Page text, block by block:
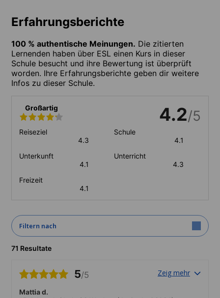
Erfahrungsberichte
100 % authentische Meinungen. Die zitierten
Lernenden haben über ESL einen Kurs in dieser
Schule besucht und ihre Bewertung ist überprüft
worden. Ihre Erfahrungsberichte geben dir weitere
Infos zu dieser Schule.
Großartig 4.2/5
Reiseziel
4.3
Schule
4.1
Unterkunft
4.1
Unterricht
4.3
Freizeit
4.1
Filtern nach
71 Resultate
5/5 Zeig mehr
Mattia d.